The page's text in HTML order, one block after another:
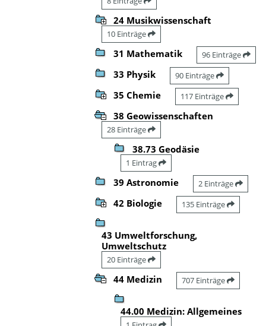
24 Musikwissenschaft
10 Einträge
31 Mathematik 96 Einträge
33 Physik 90 Einträge
35 Chemie 117 Einträge
38 Geowissenschaften
28 Einträge
38.73 Geodäsie
1 Eintrag
39 Astronomie 2 Einträge
42 Biologie 135 Einträge
43 Umweltforschung,
Umweltschutz
20 Einträge
44 Medizin 707 Einträge
44.00 Medizin: Allgemeines